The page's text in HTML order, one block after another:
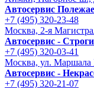
Автосервис
+7 (495) 320-23-48
Москва, 2-я
Автосервис -
+7 (495) 320-03-41
Москва, ул. Маршала
Автосервис -
+7 (495) 320-21-07